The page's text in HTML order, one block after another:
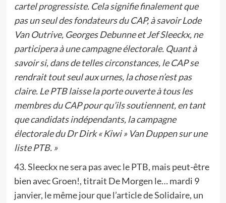
cartel progressiste. Cela signifie finalement que
pas un seul des fondateurs du CAP, à savoir Lode
Van Outrive, Georges Debunne et Jef Sleeckx, ne
participera à une campagne électorale. Quant à
savoir si, dans de telles circonstances, le CAP se
rendrait tout seul aux urnes, la chose n’est pas
claire. Le PTB laisse la porte ouverte à tous les
membres du CAP pour qu’ils soutiennent, en tant
que candidats indépendants, la campagne
électorale du Dr Dirk « Kiwi » Van Duppen sur une
liste PTB. »
43. Sleeckx ne sera pas avec le PTB, mais peut-être
bien avec Groen!, titrait De Morgen le… mardi 9
janvier, le même jour que l’article de Solidaire, un